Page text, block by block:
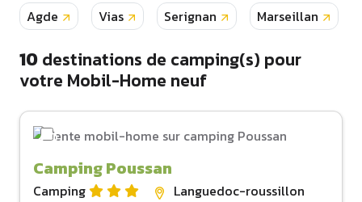
Agde Vias Serignan Marseillan
10destinations de camping(s) pour
votre Mobil-Home neuf
Camping Poussan
Camping
Languedoc-roussillon